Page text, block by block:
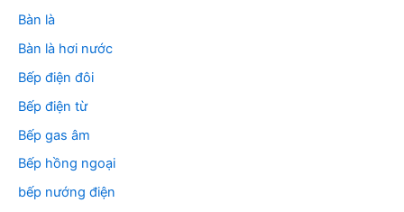
Bàn là
Bàn là hơi nước
Bếp điện đôi
Bếp điện từ
Bếp gas âm
Bếp hồng ngoại
bếp nướng điện